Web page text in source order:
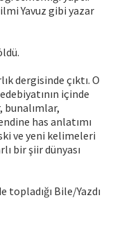
Yavuz gibi yazar
dergisinde çıktı. O
içinde
bunalımlar,
has anlatımı
ve yeni kelimeleri
bir şiir dünyası
topladığı Bile/Yazdı